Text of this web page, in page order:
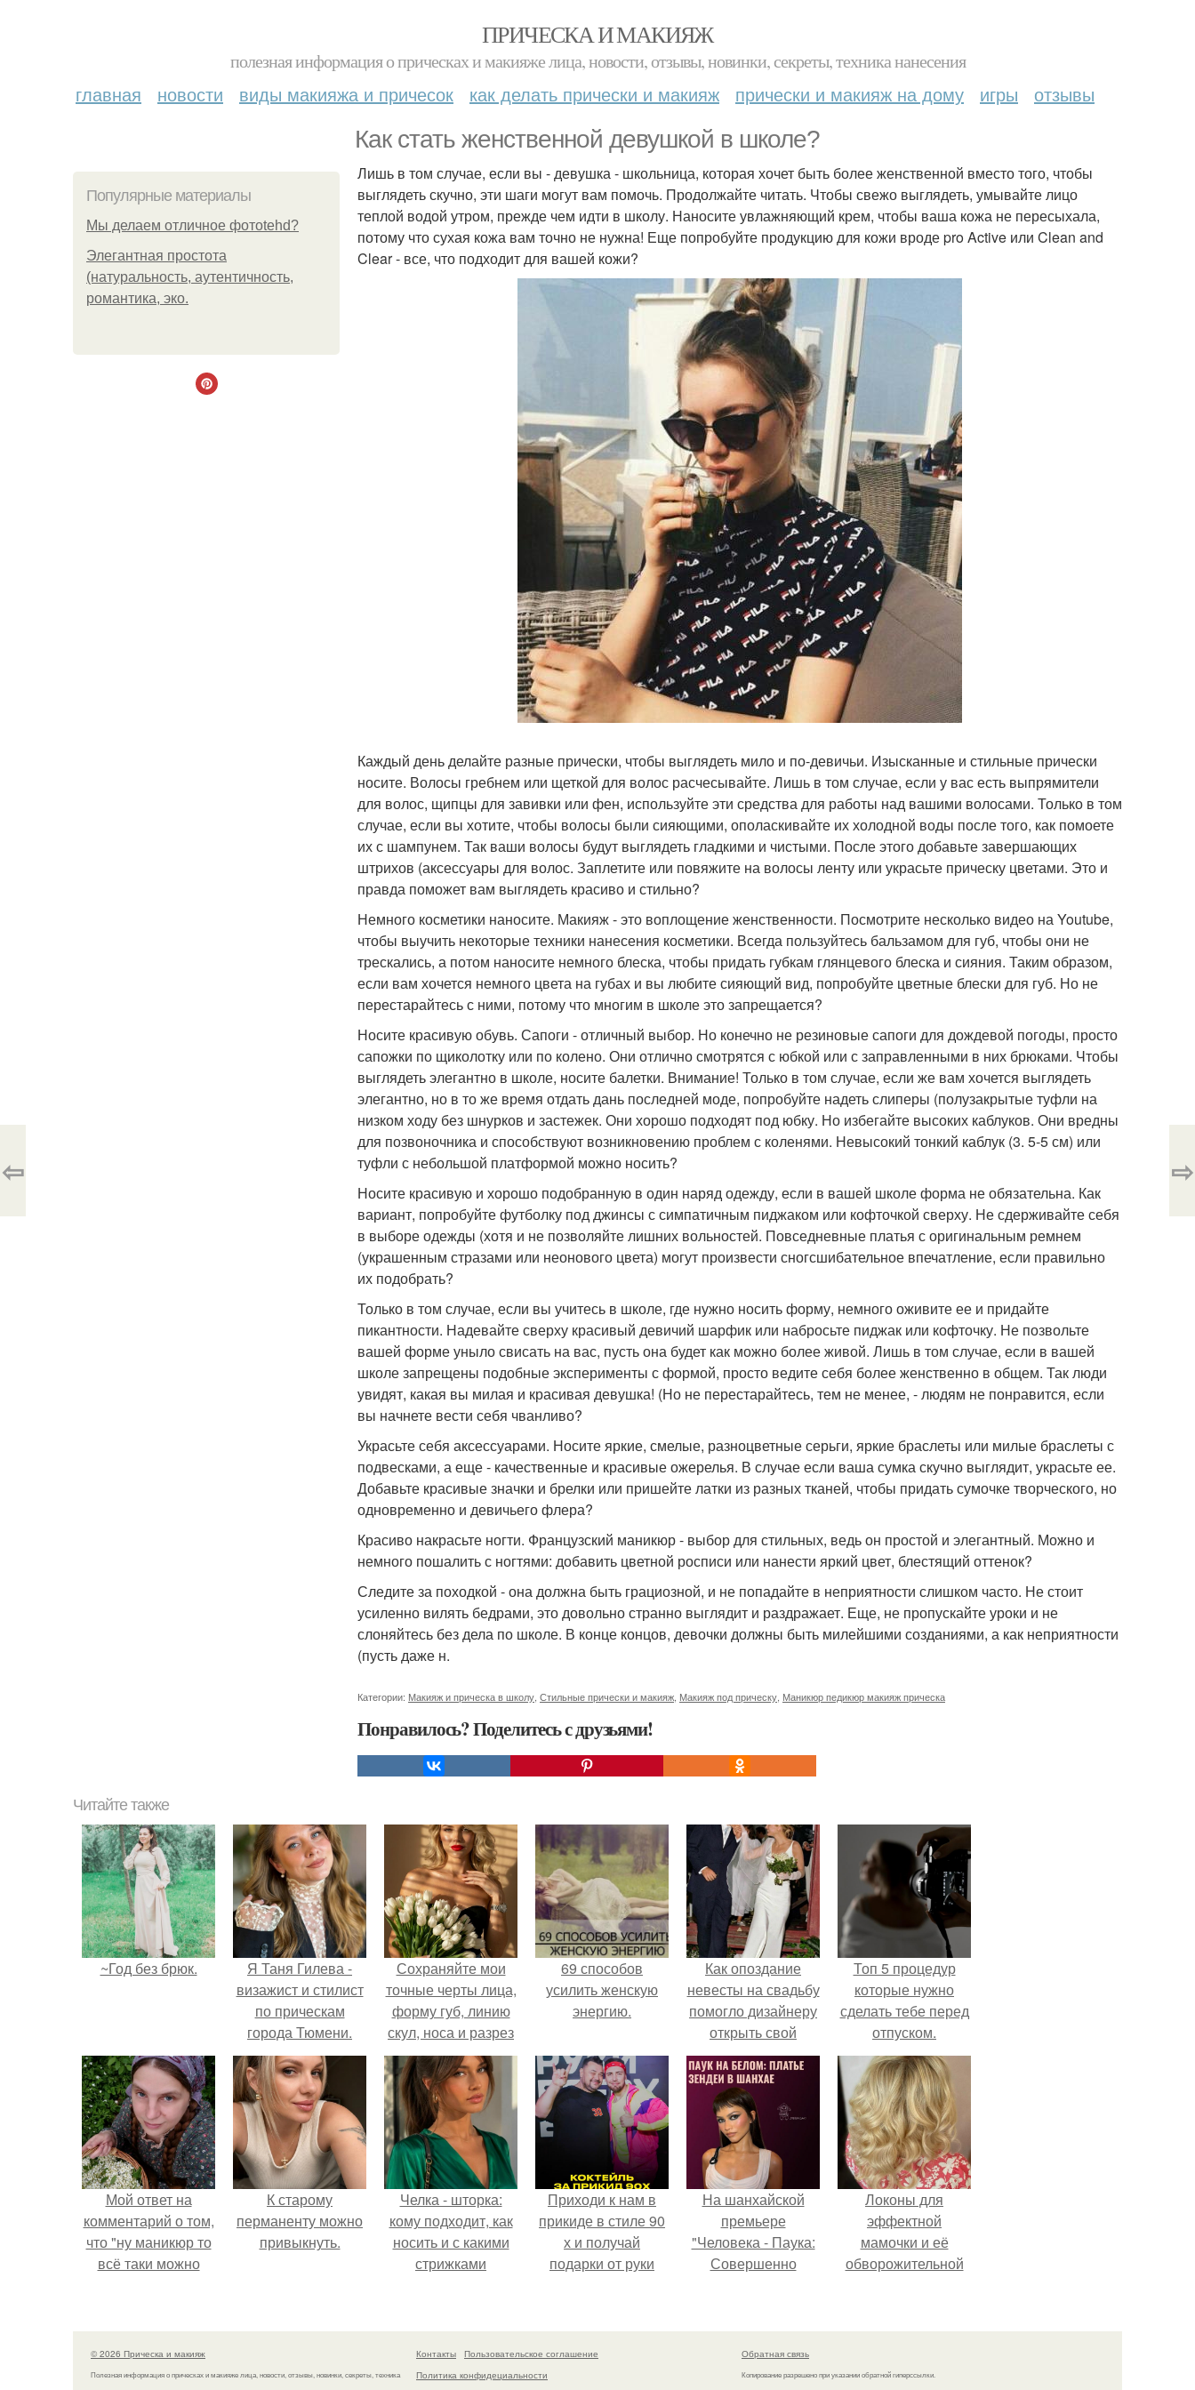
ПРИЧЕСКА И МАКИЯЖ
полезная информация о прическах и макияже лица, новости, отзывы, новинки, секреты, техника нанесения
главная новости виды макияжа и причесок как делать прически и макияж прически и макияж на дому игры отзывы
Как стать женственной девушкой в школе?
Популярные материалы
Мы делаем отличное фотоtehd?
Элегантная простота
(натуральность, аутентичность,
романтика, эко.
Лишь в том случае, если вы - девушка - школьница, которая хочет быть более женственной вместо того, чтобы
выглядеть скучно, эти шаги могут вам помочь. Продолжайте читать. Чтобы свежо выглядеть, умывайте лицо
теплой водой утром, прежде чем идти в школу. Наносите увлажняющий крем, чтобы ваша кожа не пересыхала,
потому что сухая кожа вам точно не нужна! Еще попробуйте продукцию для кожи вроде pro Active или Clean and
Clear - все, что подходит для вашей кожи?
Каждый день делайте разные прически, чтобы выглядеть мило и по-девичьи. Изысканные и стильные прически
носите. Волосы гребнем или щеткой для волос расчесывайте. Лишь в том случае, если у вас есть выпрямители
для волос, щипцы для завивки или фен, используйте эти средства для работы над вашими волосами. Только в том
случае, если вы хотите, чтобы волосы были сияющими, ополаскивайте их холодной воды после того, как помоете
их с шампунем. Так ваши волосы будут выглядеть гладкими и чистыми. После этого добавьте завершающих
штрихов (аксессуары для волос. Заплетите или повяжите на волосы ленту или украсьте прическу цветами. Это и
правда поможет вам выглядеть красиво и стильно?
Немного косметики наносите. Макияж - это воплощение женственности. Посмотрите несколько видео на Youtube,
чтобы выучить некоторые техники нанесения косметики. Всегда пользуйтесь бальзамом для губ, чтобы они не
трескались, а потом наносите немного блеска, чтобы придать губкам глянцевого блеска и сияния. Таким образом,
если вам хочется немного цвета на губах и вы любите сияющий вид, попробуйте цветные блески для губ. Но не
перестарайтесь с ними, потому что многим в школе это запрещается?
Носите красивую обувь. Сапоги - отличный выбор. Но конечно не резиновые сапоги для дождевой погоды, просто
сапожки по щиколотку или по колено. Они отлично смотрятся с юбкой или с заправленными в них брюками. Чтобы
выглядеть элегантно в школе, носите балетки. Внимание! Только в том случае, если же вам хочется выглядеть
элегантно, но в то же время отдать дань последней моде, попробуйте надеть слиперы (полузакрытые туфли на
низком ходу без шнурков и застежек. Они хорошо подходят под юбку. Но избегайте высоких каблуков. Они вредны
для позвоночника и способствуют возникновению проблем с коленями. Невысокий тонкий каблук (3. 5-5 см) или
туфли с небольшой платформой можно носить?
Носите красивую и хорошо подобранную в один наряд одежду, если в вашей школе форма не обязательна. Как
вариант, попробуйте футболку под джинсы с симпатичным пиджаком или кофточкой сверху. Не сдерживайте себя
в выборе одежды (хотя и не позволяйте лишних вольностей. Повседневные платья с оригинальным ремнем
(украшенным стразами или неонового цвета) могут произвести сногсшибательное впечатление, если правильно
их подобрать?
Только в том случае, если вы учитесь в школе, где нужно носить форму, немного оживите ее и придайте
пикантности. Надевайте сверху красивый девичий шарфик или набросьте пиджак или кофточку. Не позвольте
вашей форме уныло свисать на вас, пусть она будет как можно более живой. Лишь в том случае, если в вашей
школе запрещены подобные эксперименты с формой, просто ведите себя более женственно в общем. Так люди
увидят, какая вы милая и красивая девушка! (Но не перестарайтесь, тем не менее, - людям не понравится, если
вы начнете вести себя чванливо?
Украсьте себя аксессуарами. Носите яркие, смелые, разноцветные серьги, яркие браслеты или милые браслеты с
подвесками, а еще - качественные и красивые ожерелья. В случае если ваша сумка скучно выглядит, украсьте ее.
Добавьте красивые значки и брелки или пришейте латки из разных тканей, чтобы придать сумочке творческого, но
одновременно и девичьего флера?
Красиво накрасьте ногти. Французский маникюр - выбор для стильных, ведь он простой и элегантный. Можно и
немного пошалить с ногтями: добавить цветной росписи или нанести яркий цвет, блестящий оттенок?
Следите за походкой - она должна быть грациозной, и не попадайте в неприятности слишком часто. Не стоит
усиленно вилять бедрами, это довольно странно выглядит и раздражает. Еще, не пропускайте уроки и не
слоняйтесь без дела по школе. В конце концов, девочки должны быть милейшими созданиями, а как неприятности
(пусть даже н.
Категории: Макияж и прическа в школу Стильные прически и макияж Макияж под прическу Маникюр педикюр макияж прическа
Понравилось? Поделитесь с друзьями!
⇦ ⇨
Читайте также
~Год без брюк.
Я Таня Гилева -
визажист и стилист
по прическам
города Тюмени.
Сохраняйте мои
точные черты лица,
форму губ, линию
скул, носа и разрез
глаз.
69 способов
усилить женскую
энергию.
Как опоздание
невесты на свадьбу
помогло дизайнеру
открыть свой
бренд.
Топ 5 процедур
которые нужно
сделать тебе перед
отпуском.
Мой ответ на
комментарий о том,
что "ну маникюр то
всё таки можно
К старому
перманенту можно
привыкнуть.
Челка - шторка:
кому подходит, как
носить и с какими
стрижками
Приходи к нам в
прикиде в стиле 90
х и получай
подарки от руки
На шанхайской
премьере
"Человека - Паука:
Совершенно
просто очередной
наряд, а настоящий
артефакт высокой
Локоны для
эффектной
мамочки и её
обворожительной
© 2026 Прическа и макияж
Полезная информация о прическах и макияже лица, новости, отзывы, новинки, секреты, техника
Контакты
Пользовательское соглашение
Политика конфидециальности
Обратная связь
Копирование разрешено при указании обратной гиперссылки.